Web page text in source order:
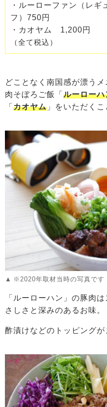
・ルーローファン（レ
フ）750円
・カオヤム 1,200円
（全て税込）
どことなく南国感が漂う
肉そぼろご飯「 ルーローハ
「 カオヤム 」をいただくこ
※2020年取材当時の写真です
「ルーローハン」の豚肉
さしさと深みのあるお味。
酢漬けなどのトッピングが